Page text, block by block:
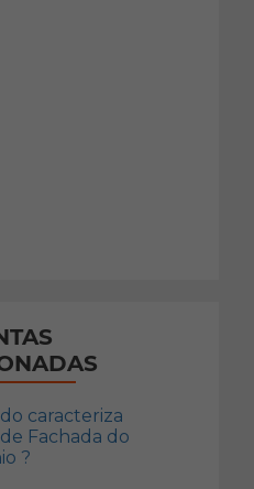
caracteriza
Fachada do
?